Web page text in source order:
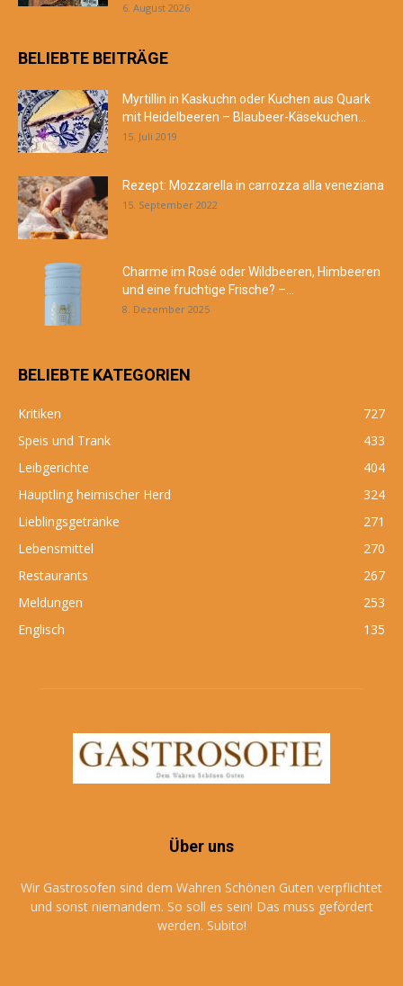
6. August 2026
BELIEBTE BEITRÄGE
Myrtillin in Kaskuchn oder Kuchen aus Quark
mit Heidelbeeren – Blaubeer-Käsekuchen...
15. Juli 2019
Rezept: Mozzarella in carrozza alla veneziana
15. September 2022
Charme im Rosé oder Wildbeeren, Himbeeren
und eine fruchtige Frische? –...
8. Dezember 2025
BELIEBTE KATEGORIEN
Kritiken
727
Speis und Trank
433
Leibgerichte
404
Häuptling heimischer Herd
324
Lieblingsgetränke
271
Lebensmittel
270
Restaurants
267
Meldungen
253
Englisch
135
Über uns
Wir Gastrosofen sind dem Wahren Schönen Guten verpflichtet
und sonst niemandem. So soll es sein! Das muss gefördert
werden. Subito!